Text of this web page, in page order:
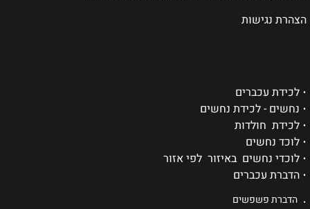
הצהרת נגישות
• לכידת עכברים
• נחשים - לכידת נחשים
• לכידת חולדות
• לוכד נחשים
• לוכדי נחשים באיזור לפי אזור
• הדברת עכברים
. הדברת פשפשים